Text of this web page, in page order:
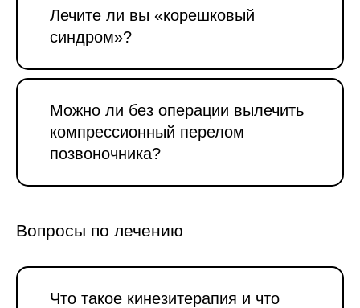
Лечите ли вы «корешковый
синдром»?
Можно ли без операции вылечить
компрессионный перелом
позвоночника?
Вопросы по лечению
Что такое кинезитерапия и что